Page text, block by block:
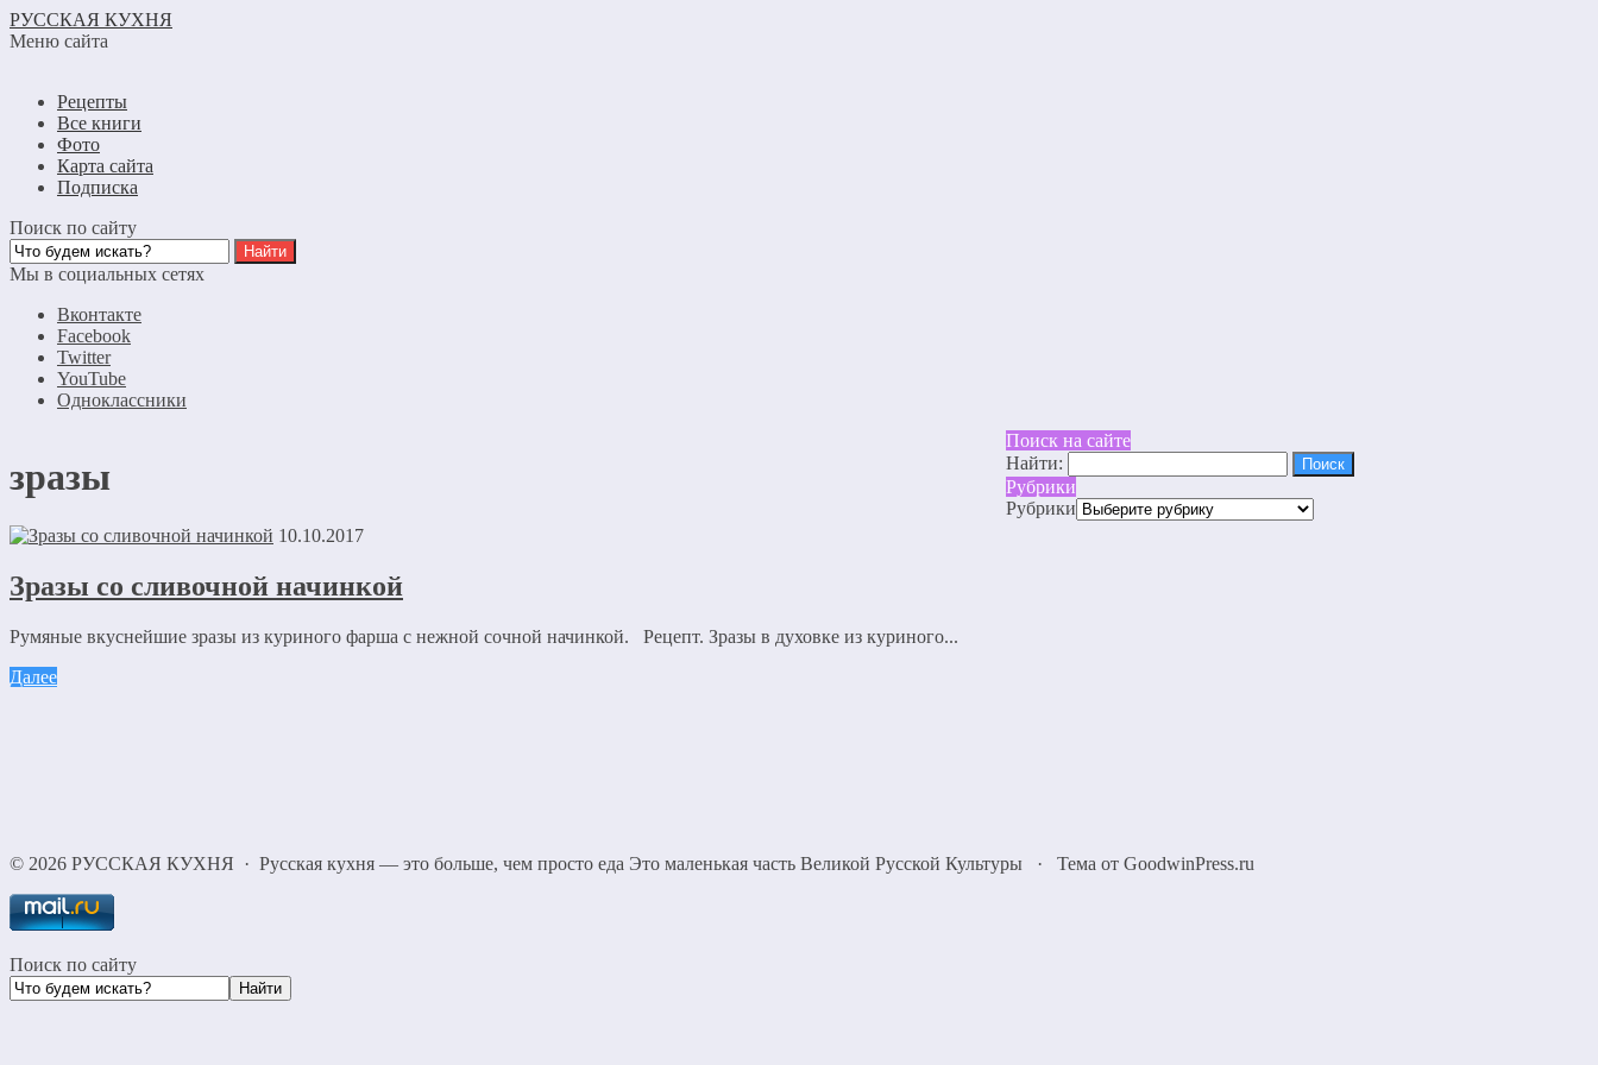
РУССКАЯ КУХНЯ
Меню сайта
Рецепты
Все книги
Фото
Карта сайта
Подписка
Поиск по сайту
Мы в социальных сетях
Вконтакте
Facebook
Twitter
YouTube
Одноклассники
зразы
10.10.2017
Зразы со сливочной начинкой
Румяные вкуснейшие зразы из куриного фарша с нежной сочной начинкой. Рецепт. Зразы в духовке из куриного...
Далее
Поиск на сайте
Найти:
Рубрики
Рубрики
© 2026 РУССКАЯ КУХНЯ · Русская кухня — это больше, чем просто еда Это маленькая часть Великой Русской Культуры · Тема от GoodwinPress.ru
Поиск по сайту